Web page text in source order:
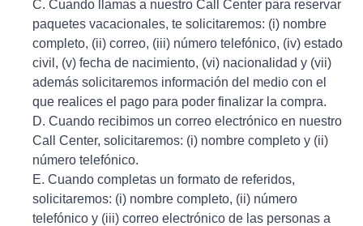
C. Cuando llamas a nuestro Call Center para reservar
paquetes vacacionales, te solicitaremos: (i) nombre
completo, (ii) correo, (iii) número telefónico, (iv) estado
civil, (v) fecha de nacimiento, (vi) nacionalidad y (vii)
además solicitaremos información del medio con el
que realices el pago para poder finalizar la compra.
D. Cuando recibimos un correo electrónico en nuestro
Call Center, solicitaremos: (i) nombre completo y (ii)
número telefónico.
E. Cuando completas un formato de referidos,
solicitaremos: (i) nombre completo, (ii) número
telefónico y (iii) correo electrónico de las personas a